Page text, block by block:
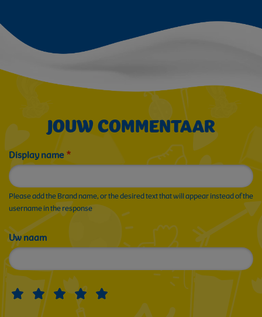
JOUW COMMENTAAR
Display name
Please add the Brand name, or the desired text that will appear instead of the
username in the response
Uw naam